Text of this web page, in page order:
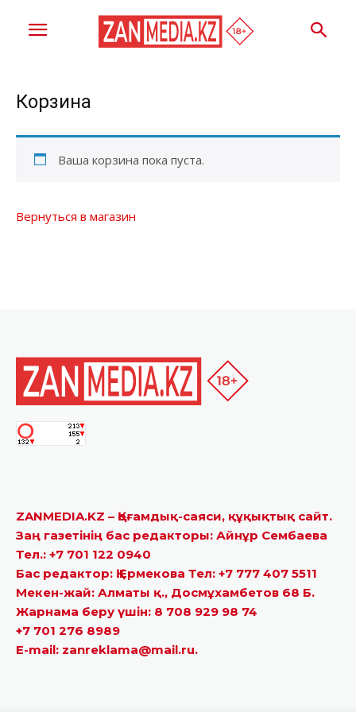
Корзина
Ваша корзина пока пуста.
Вернуться в магазин
ZANMEDIA.KZ – Қоғамдық-саяси, құқықтық сайт.
Заң газетінің бас редакторы: Айнұр Сембаева
Тел.: +7 701 122 0940
Бас редактор: Қ.Ермекова Тел: +7 777 407 5511
Мекен-жай: Алматы қ., Досмұхамбетов 68 Б.
Жарнама беру үшін: 8 708 929 98 74
+7 701 276 8989
E-mail: zanreklama@mail.ru.